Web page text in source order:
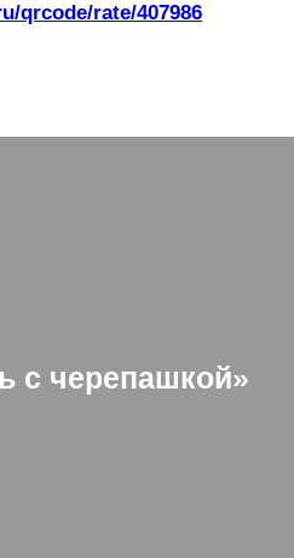
qrcode/rate/407986
с черепашкой»